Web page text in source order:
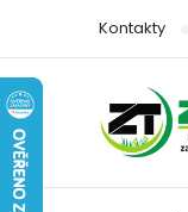
obsah
Kontakty